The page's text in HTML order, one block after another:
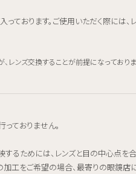
ております。ご使用いただく際には、
ンズ交換することが前提になっておりま
ておりません。
るためには、レンズと目の中心点を
工をご希望の場合、最寄りの眼鏡店